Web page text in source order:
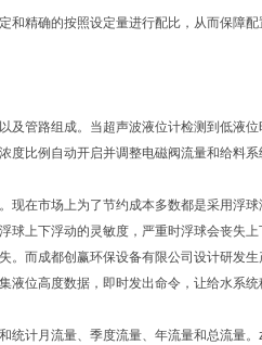
精确的按照设定量进行配比，从而保障配
管路组成。当超声波液位计检测到低液
度比例自动开启并调整电磁阀流量和给料系
在市场上为了节约成本多数都是采用浮球
球上下浮动的灵敏度，严重时浮球会丧失
。而成都创赢环保设备有限公司设计研发
液位高度数据，即时发出命令，让给水系
计月流量、季度流量、年流量和总流量